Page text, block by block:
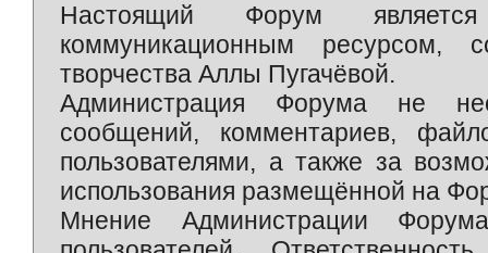
Настоящий Форум является
коммуникационным ресурсом,
творчества Аллы Пугачёвой.
Администрация Форума не
сообщений, комментариев,
пользователями, а также за
использования размещённой на
Мнение Администрации